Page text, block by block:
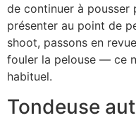
de continuer à pousser
présenter au point de
shoot, passons en
fouler la pelouse — ce
habituel.
Tondeuse